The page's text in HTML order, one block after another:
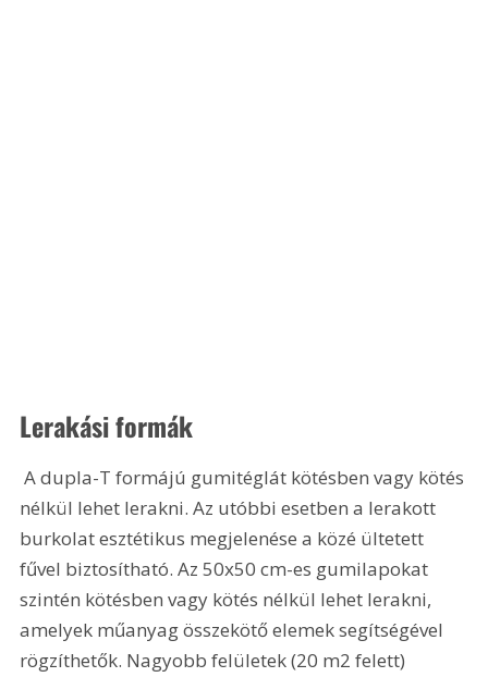
Lerakási formák
A dupla-T formájú gumitéglát kötésben vagy kötés
nélkül lehet lerakni. Az utóbbi esetben a lerakott
burkolat esztétikus megjelenése a közé ültetett
fűvel biztosítható. Az 50x50 cm-es gumilapokat
szintén kötésben vagy kötés nélkül lehet lerakni,
amelyek műanyag összekötő elemek segítségével
rögzíthetők. Nagyobb felületek (20 m2 felett)